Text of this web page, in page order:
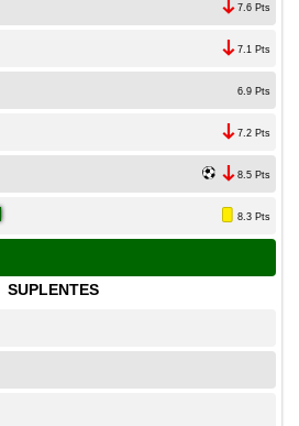
7.6 Pts
7.1 Pts
6.9 Pts
7.2 Pts
8.5 Pts
8.3 Pts
SUPLENTES